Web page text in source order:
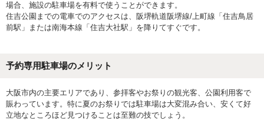
場合、施設の駐車場を有料で使うことができます。
住吉公園までの電車でのアクセスは、阪堺軌道阪堺線/上町線「住吉鳥居
前駅」または南海本線「住吉大社駅」を降りてすぐです。
予約専用駐車場のメリット
大阪市内の主要エリアであり、参拝客やお祭りの観光客、公園利用客で
賑わっています。特に夏のお祭りでは駐車場は大変混み合い、安くて好
立地なところほど見つけることは至難の技でしょう。